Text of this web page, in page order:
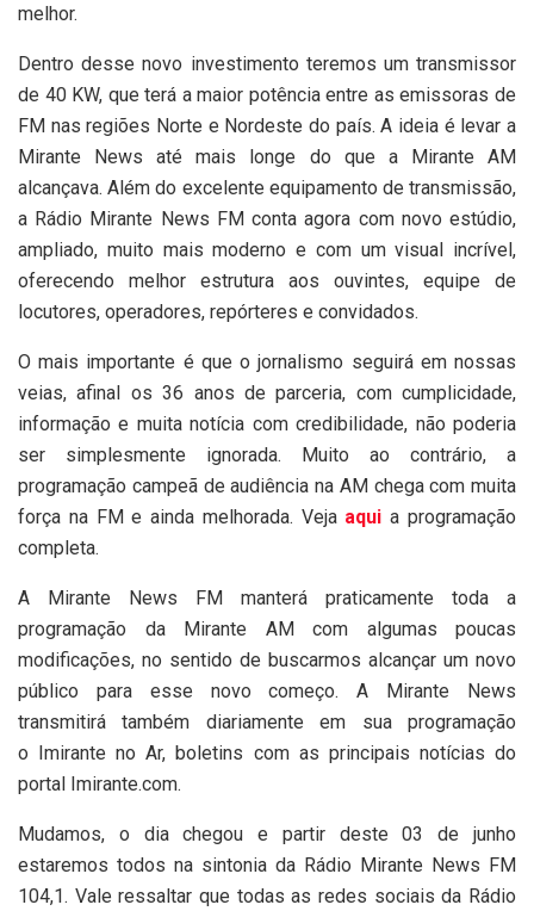
melhor.
Dentro desse novo investimento teremos um transmissor
de 40 KW, que terá a maior potência entre as emissoras de
FM nas regiões Norte e Nordeste do país. A ideia é levar a
Mirante News até mais longe do que a Mirante AM
alcançava. Além do excelente equipamento de transmissão,
a Rádio Mirante News FM conta agora com novo estúdio,
ampliado, muito mais moderno e com um visual incrível,
oferecendo melhor estrutura aos ouvintes, equipe de
locutores, operadores, repórteres e convidados.
O mais importante é que o jornalismo seguirá em nossas
veias, afinal os 36 anos de parceria, com cumplicidade,
informação e muita notícia com credibilidade, não poderia
ser simplesmente ignorada. Muito ao contrário, a
programação campeã de audiência na AM chega com muita
força na FM e ainda melhorada. Vejaaqui a programação
completa.
A Mirante News FM manterá praticamente toda a
programação da Mirante AM com algumas poucas
modificações, no sentido de buscarmos alcançar um novo
público para esse novo começo. A Mirante News
transmitirá também diariamente em sua programação
o Imirante no Ar, boletins com as principais notícias do
portal Imirante.com.
Mudamos, o dia chegou e partir deste 03 de junho
estaremos todos na sintonia da Rádio Mirante News FM
104,1. Vale ressaltar que todas as redes sociais da Rádio